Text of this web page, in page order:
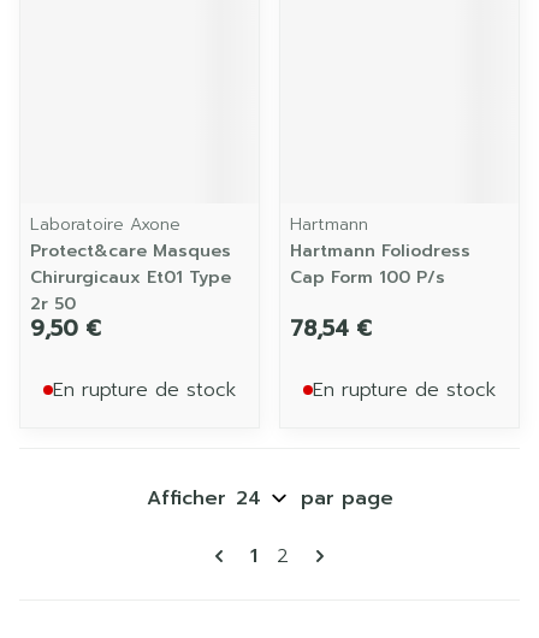
Laboratoire Axone
Protect&care Masques
Chirurgicaux Et01 Type
2r 50
9,50 €
En rupture de stock
Hartmann
Hartmann Foliodress
Cap Form 100 P/s
78,54 €
En rupture de stock
Pages
Vous lisez actuellement la
1 Page
2
Afficher par page